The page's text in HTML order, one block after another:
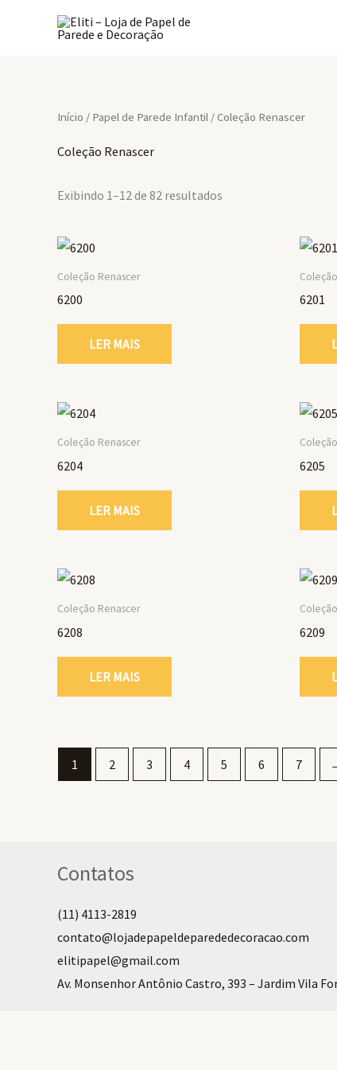
Início / Papel de Parede Infantil / Coleção Renascer
Coleção Renascer
Exibindo 1–12 de 82 resultados
Coleção Renascer
6200
LER MAIS
6201
Coleção Renascer
6204
LER MAIS
6205
Coleção Renascer
6208
LER MAIS
6209
1 2 3 4 5 6 7
Contatos
(11) 4113-2819
contato@lojadepapeldeparededecoracao.com
elitipapel@gmail.com​
Av. Monsenhor Antônio Castro, 393 – Jardim Vila